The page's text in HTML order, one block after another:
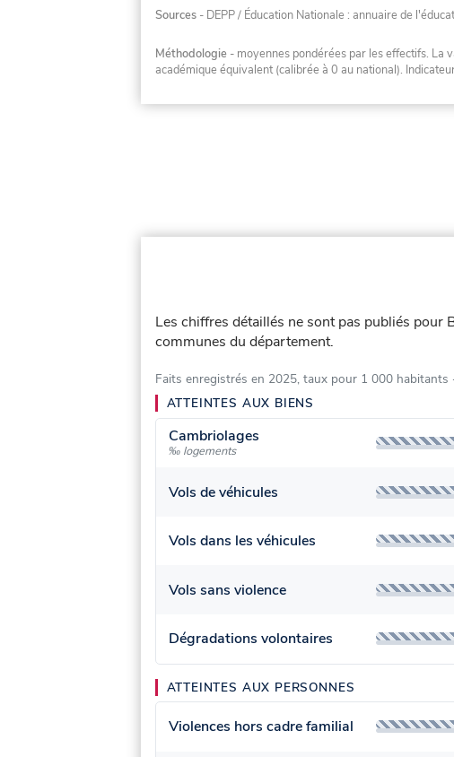
Sources - DEPP / Éducation Nationale : annuaire de
Méthodologie - moyennes pondérées par les effectifs. La
académique équivalent (calibrée à 0 au national).
Les chiffres détaillés ne sont pas publiés pour
communes du département.
Faits enregistrés en 2025, taux pour 1 000 habitants
ATTEINTES AUX BIENS
Cambriolages
‰ logements
Vols de véhicules
Vols dans les véhicules
Vols sans violence
Dégradations volontaires
ATTEINTES AUX PERSONNES
Violences hors cadre familial